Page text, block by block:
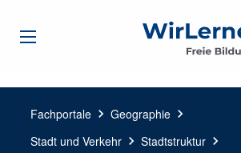
Fachportale chevron_right Geographie chevron_right
Stadt und Verkehr chevron_right Stadtstruktur chevron_right